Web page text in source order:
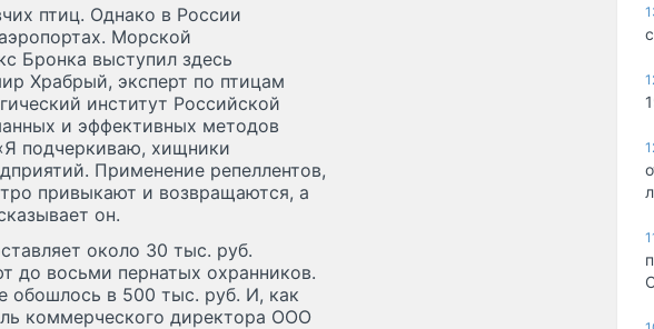
птиц. Однако в России
Морской
Бронка выступил здесь
Храбрый, эксперт по птицам
институт Российской
и эффективных методов
подчеркиваю, хищники
Применение репеллентов,
привыкают и возвращаются, а
он.
около 30 тыс. руб.
до восьми пернатых охранников.
обошлось в 500 тыс. руб. И, как
коммерческого директора ООО